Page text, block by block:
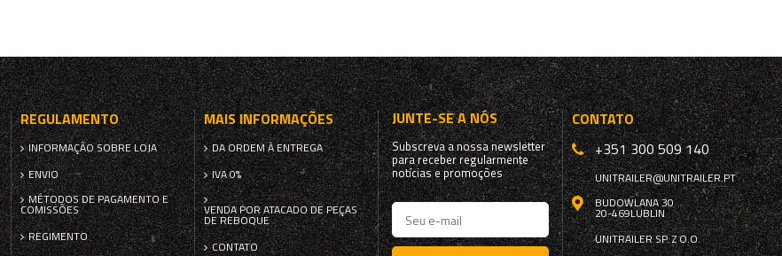
REGULAMENTO
INFORMAÇÃO SOBRE LOJA
ENVIO
MÉTODOS DE PAGAMENTO E
COMISSÕES
REGIMENTO
MAIS INFORMAÇÕES
DA ORDEM À ENTREGA
IVA 0%
VENDA POR ATACADO DE PEÇAS
DE REBOQUE
CONTATO
JUNTE-SE A NÓS
Subscreva a nossa newsletter
para receber regularmente
notícias e promoções
CONTATO
+351 300 509 140
UNITRAILER@UNITRAILER.PT
BUDOWLANA 30
20-469LUBLIN
UNITRAILER SP. Z O.O.